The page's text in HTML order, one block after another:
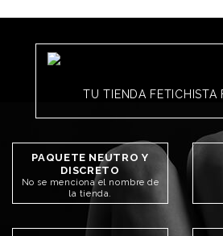
TU TIENDA FETICHISTA
PAQUETE NEUTRO Y
DISCRETO
No se menciona el nombre de
la tienda.